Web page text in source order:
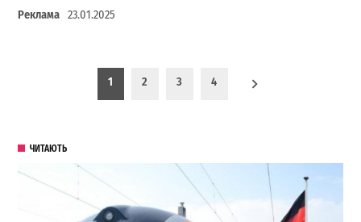
Реклама 23.01.2025
Пагинация записей
1 2 3 4
ЧИТАЮТЬ